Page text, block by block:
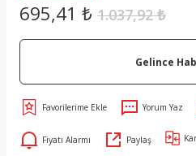
695,41 ₺ 1.037,92 ₺
Gelince
Yorum Yaz
Fiyatı Alarmı Paylaş